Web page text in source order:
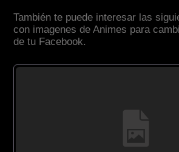
También te puede interesar las
con imagenes de Animes para
de tu Facebook.